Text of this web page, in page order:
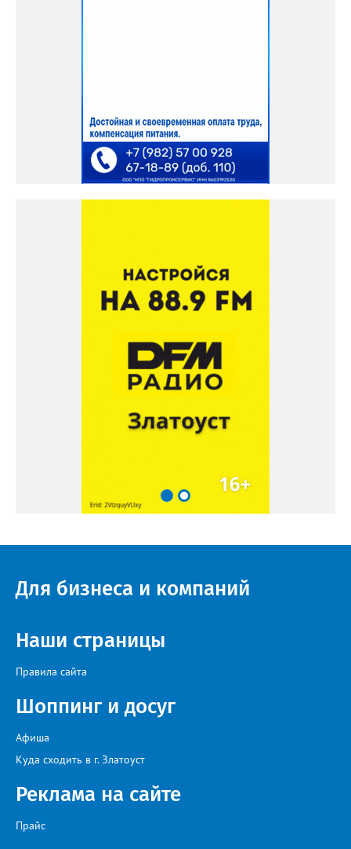
Для бизнеса и компаний
Наши страницы
Правила сайта
Шоппинг и досуг
Афиша
Куда сходить в г. Златоуст
Реклама на сайте
Прайс